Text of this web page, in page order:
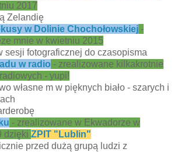
2017
Zelandię
w Dolinie Chochołowskiej -
mnie w kwietniu 2015
sesji fotograficznej do czasopisma
w radio - zrealizowane kilkakrotnie
- yupi!
własne m w pięknych biało - szarych i
- zrealizowane w Ekwadorze w
dzięki ZPIT "Lublin"
przed dużą grupą ludzi z